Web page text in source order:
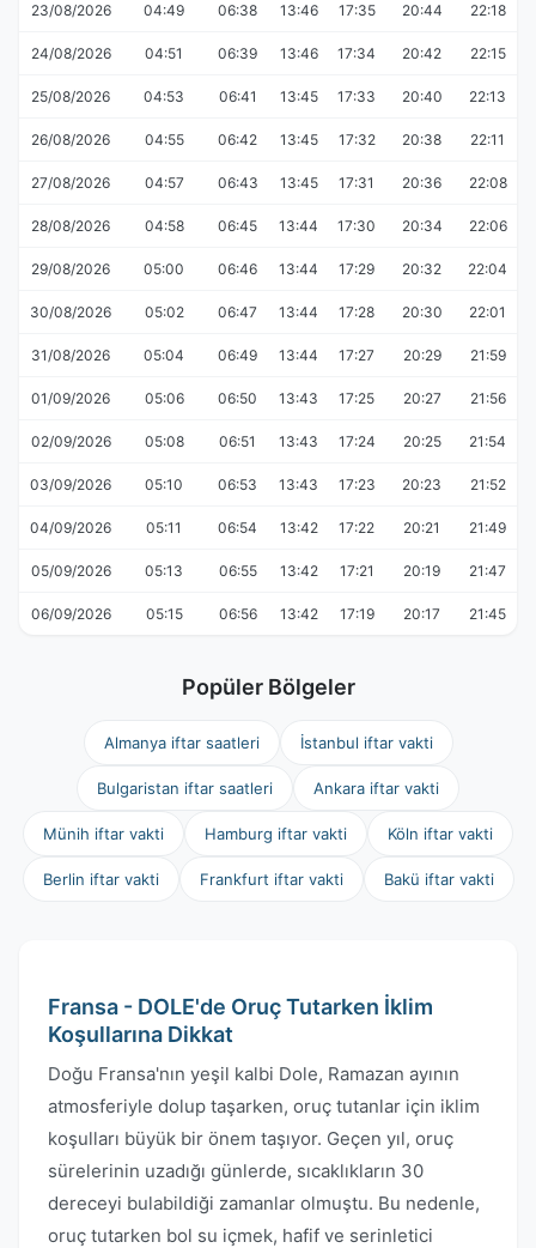
23/08/2026 04:49 06:38 13:46 17:35 20:44 22:18
24/08/2026 04:51 06:39 13:46 17:34 20:42 22:15
25/08/2026 04:53 06:41 13:45 17:33 20:40 22:13
26/08/2026 04:55 06:42 13:45 17:32 20:38 22:11
27/08/2026 04:57 06:43 13:45 17:31 20:36 22:08
28/08/2026 04:58 06:45 13:44 17:30 20:34 22:06
29/08/2026 05:00 06:46 13:44 17:29 20:32 22:04
30/08/2026 05:02 06:47 13:44 17:28 20:30 22:01
31/08/2026 05:04 06:49 13:44 17:27 20:29 21:59
01/09/2026 05:06 06:50 13:43 17:25 20:27 21:56
02/09/2026 05:08 06:51 13:43 17:24 20:25 21:54
03/09/2026 05:10 06:53 13:43 17:23 20:23 21:52
04/09/2026 05:11 06:54 13:42 17:22 20:21 21:49
05/09/2026 05:13 06:55 13:42 17:21 20:19 21:47
06/09/2026 05:15 06:56 13:42 17:19 20:17 21:45
Popüler Bölgeler
Almanya iftar saatleri İstanbul iftar vakti
Bulgaristan iftar saatleri Ankara iftar vakti
Münih iftar vakti Hamburg iftar vakti Köln iftar vakti
Berlin iftar vakti Frankfurt iftar vakti Bakü iftar vakti
Fransa - DOLE'de Oruç Tutarken İklim
Koşullarına Dikkat
Doğu Fransa'nın yeşil kalbi Dole, Ramazan ayının
atmosferiyle dolup taşarken, oruç tutanlar için iklim
koşulları büyük bir önem taşıyor. Geçen yıl, oruç
sürelerinin uzadığı günlerde, sıcaklıkların 30
dereceyi bulabildiği zamanlar olmuştu. Bu nedenle,
oruç tutarken bol su içmek, hafif ve serinletici